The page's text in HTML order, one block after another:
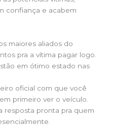
confiança e acabem
maiores aliados do
pra a vítima pagar logo.
em ótimo estado nas
oficial com que você
primeiro ver o veículo.
resposta pronta pra quem